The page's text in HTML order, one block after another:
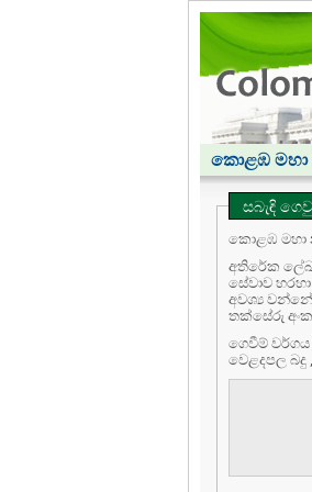
කොළඹ මහා
සබැඳි
කොළඹ මහා
අතිරේක
සේවාව
අවශ්‍ය වන්නේ
තක්සේරු
ගෙවීම් වර්ගය